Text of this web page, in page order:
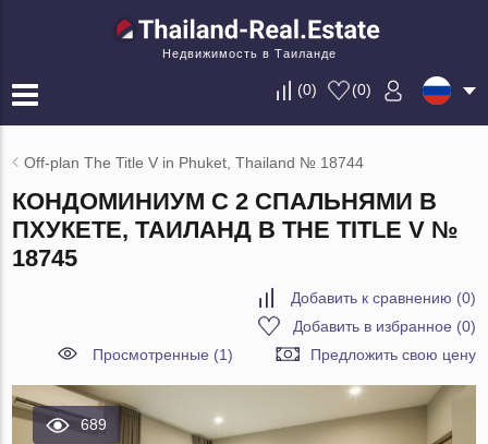
Недвижимость в Таиланде
(0) (0)
Off-plan The Title V in Phuket, Thailand № 18744
КОНДОМИНИУМ С 2 СПАЛЬНЯМИ В
ПХУКЕТЕ, ТАИЛАНД В THE TITLE V №
18745
Добавить к сравнению (0)
Добавить в избранное (0)
Просмотренные (1)
Предложить свою цену
689